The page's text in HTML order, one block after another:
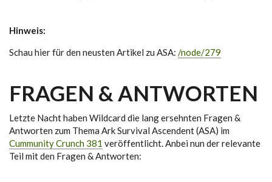
Hinweis:
Schau hier für den neusten Artikel zu ASA: /node/279
FRAGEN & ANTWORTEN
Letzte Nacht haben Wildcard die lang ersehnten Fragen &
Antworten zum Thema Ark Survival Ascendent (ASA) im
Cummunity Crunch 381 veröffentlicht. Anbei nun der relevante
Teil mit den Fragen & Antworten: